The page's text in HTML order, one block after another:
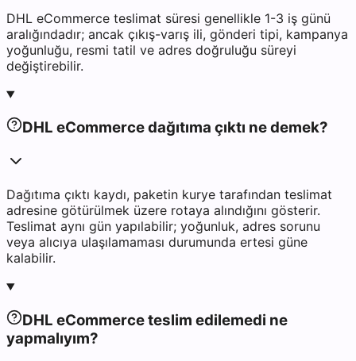
DHL eCommerce teslimat süresi genellikle 1-3 iş günü
aralığındadır; ancak çıkış-varış ili, gönderi tipi, kampanya
yoğunluğu, resmi tatil ve adres doğruluğu süreyi
değiştirebilir.
DHL eCommerce dağıtıma çıktı ne demek?
Dağıtıma çıktı kaydı, paketin kurye tarafından teslimat
adresine götürülmek üzere rotaya alındığını gösterir.
Teslimat aynı gün yapılabilir; yoğunluk, adres sorunu
veya alıcıya ulaşılamaması durumunda ertesi güne
kalabilir.
DHL eCommerce teslim edilemedi ne
yapmalıyım?